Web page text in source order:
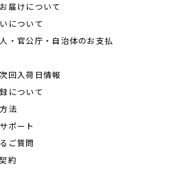
届けについて
について
・官公庁・自治体のお支払
回入荷日情報
について
法
ポート
ご質問
約